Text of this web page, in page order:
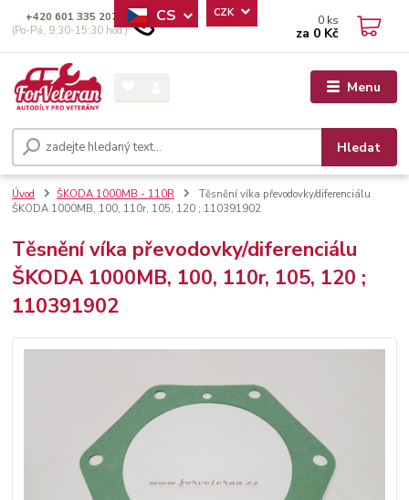
Menu
CS CZK
Hledat
+420 601 335 207
(Po-Pá, 9:30-15:30 hod.)
0 ks
za 0 Kč
Úvod ŠKODA 1000MB - 110R
Těsnění víka převodovky/diferenciálu
ŠKODA 1000MB, 100, 110r, 105, 120 ; 110391902
Těsnění víka převodovky/diferenciálu
ŠKODA 1000MB, 100, 110r, 105, 120 ;
110391902